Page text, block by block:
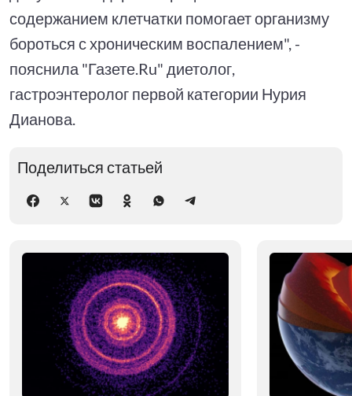
содержанием клетчатки помогает организму
бороться с хроническим воспалением", -
пояснила "Газете.Ru" диетолог,
гастроэнтеролог первой категории Нурия
Дианова.
Поделиться статьей